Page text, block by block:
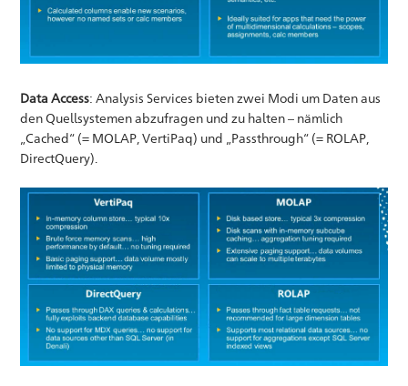
Data Access: Analysis Services bieten zwei Modi um Daten aus
den Quellsystemen abzufragen und zu halten – nämlich
„Cached“ (= MOLAP, VertiPaq) und „Passthrough“ (= ROLAP,
DirectQuery).